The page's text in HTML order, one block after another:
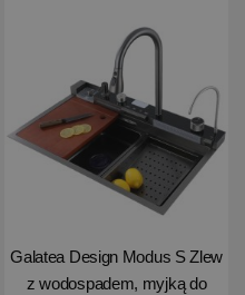
Galatea Design Modus S Zlew
z wodospadem, myjką do